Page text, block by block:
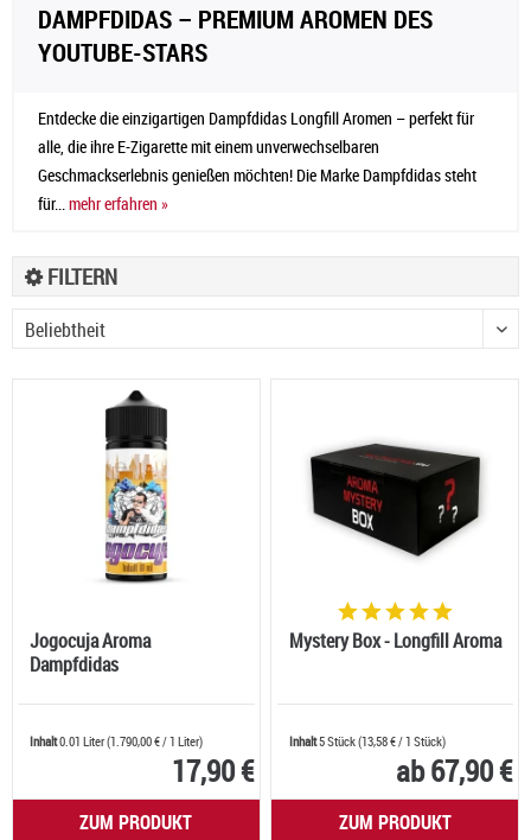
DAMPFDIDAS – PREMIUM AROMEN DES
YOUTUBE-STARS
Entdecke die einzigartigen Dampfdidas Longfill Aromen – perfekt für
alle, die ihre E-Zigarette mit einem unverwechselbaren
Geschmackserlebnis genießen möchten! Die Marke Dampfdidas steht
für... mehr erfahren »
FILTERN
Jogocuja Aroma
Dampfdidas
Inhalt0.01 Liter(1.790,00 €/ 1 Liter)
17,90 €
ZUM PRODUKT
Mystery Box - Longfill Aroma
Inhalt5 Stück(13,58 €/ 1 Stück)
ab 67,90 €
ZUM PRODUKT